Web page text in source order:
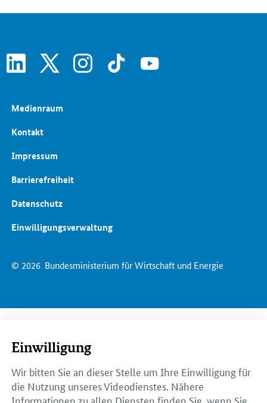
linkedin instagram tiktok youtube
© 2026 Bundesministerium für Wirtschaft und Energie
Medienraum
Kontakt
Impressum
Barrierefreiheit
Datenschutz
Einwilligungsverwaltung
Einwilligung
Wir bitten Sie an dieser Stelle um Ihre Einwilligung für
die Nutzung unseres Videodienstes. Nähere
Informationen zu allen Diensten finden Sie, wenn Sie